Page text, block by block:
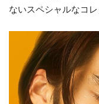
ないスペシャルなコ